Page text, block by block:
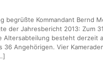
begrüßte Kommandant Bernd
der Jahresbericht 2013: Zum
Altersabteilung besteht derzeit
36 Angehörigen. Vier